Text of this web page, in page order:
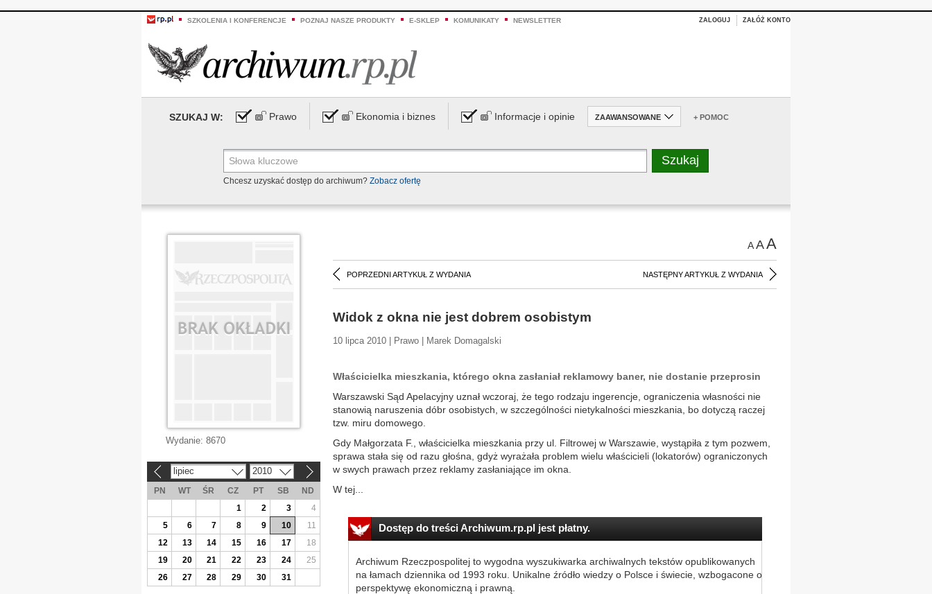
SZKOLENIA I KONFERENCJE POZNAJ NASZE PRODUKTY E-SKLEP KOMUNIKATY NEWSLETTER ZALOGUJ ZAŁÓŻ KONTO
SZUKAJ W: Prawo Ekonomia i biznes Informacje i opinie ZAAWANSOWANE + POMOC
Chcesz uzyskać dostęp do archiwum? Zobacz ofertę
AAA
POPRZEDNI ARTYKUŁ Z WYDANIA NASTĘPNY ARTYKUŁ Z WYDANIA
Widok z okna nie jest dobrem osobistym
10 lipca 2010 | Prawo | Marek Domagalski
Właścicielka mieszkania, którego okna zasłaniał reklamowy baner, nie dostanie przeprosin
Warszawski Sąd Apelacyjny uznał wczoraj, że tego rodzaju ingerencje, ograniczenia własności nie
stanowią naruszenia dóbr osobistych, w szczególności nietykalności mieszkania, bo dotyczą raczej
tzw. miru domowego.
Gdy Małgorzata F., właścicielka mieszkania przy ul. Filtrowej w Warszawie, wystąpiła z tym pozwem,
sprawa stała się od razu głośna, gdyż wyrażała problem wielu właścicieli (lokatorów) ograniczonych
w swych prawach przez reklamy zasłaniające im okna.
W tej...
Dostęp do treści Archiwum.rp.pl jest płatny.
Archiwum Rzeczpospolitej to wygodna wyszukiwarka archiwalnych tekstów opublikowanych
na łamach dziennika od 1993 roku. Unikalne źródło wiedzy o Polsce i świecie, wzbogacone o
perspektywę ekonomiczną i prawną.
Wydanie: 8670
lipiec 2010
PN WT ŚR CZ PT SB
ND
1
2 3
4
5
6 7 8 9 10
11
12
13 14 15 16 17
18
19
20 21 22 23 24
25
26
27 28 29 30 31